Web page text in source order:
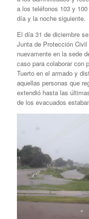
a los teléfonos 103 y
día y la noche siguiente.
El día 31 de diciembre
Junta de Protección
nuevamente en la sede
caso para colaborar con
Tuerto en el armado y
aquellas personas que
extendió hasta las
de los evacuados